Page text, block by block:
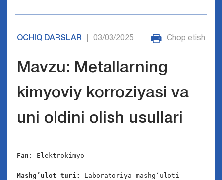
OCHIQ DARSLAR 03/03/2025 Chop etish
Mavzu: Metallarning
kimyoviy korroziyasi va
uni oldini olish usullari
Fan : Elektrokimyo
Mashg’ulot turi: Laboratoriya mashg‘uloti